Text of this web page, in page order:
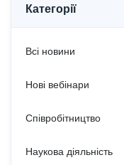
Категорії
Всі новини
Нові вебінари
Співробітництво
Наукова діяльність